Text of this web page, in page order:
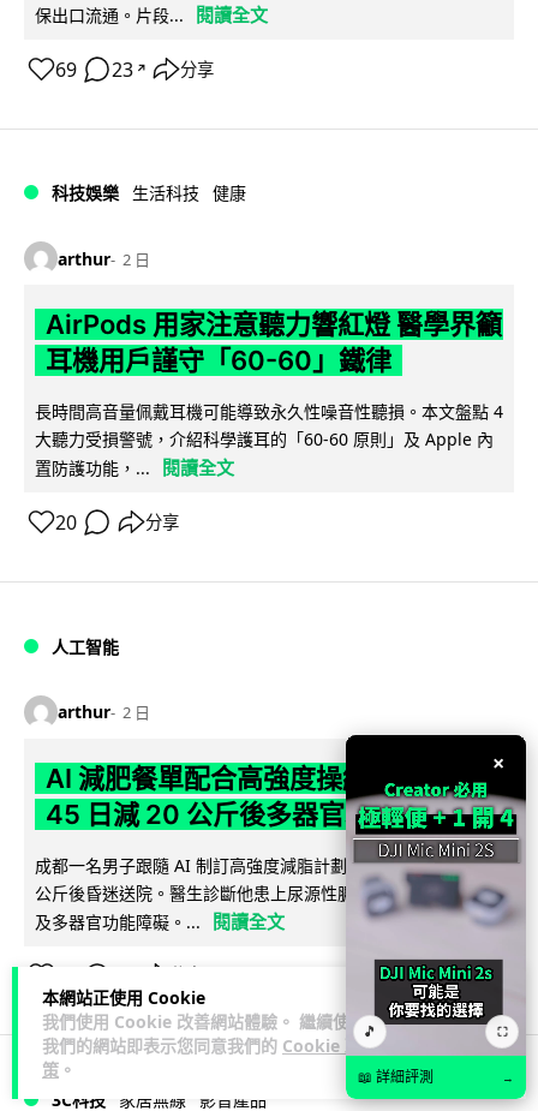
本網站正使用 Cookie
我們使用 Cookie 改善網站體驗。 繼續使用
我們的網站即表示您同意我們的 Cookie 政
策 。
保出口流通。片段...
閱讀全文
69 23 ↗ 分享
科技娛樂 生活科技 健康
arthur 2 日
AirPods 用家注意聽力響紅燈 醫學界籲
耳機用戶謹守「60-60」鐵律
長時間高音量佩戴耳機可能導致永久性噪音性聽損。本文盤點 4
大聽力受損警號，介紹科學護耳的「60-60 原則」及 Apple 內
置防護功能，...
閱讀全文
20 分享
人工智能
arthur 2 日
AI 減肥餐單配合高強度操練 成都男
45 日減 20 公斤後多器官衰竭
成都一名男子跟隨 AI 制訂高強度減脂計劃，45 日內減去約 20
公斤後昏迷送院。醫生診斷他患上尿源性膿毒症、膿毒性休克
及多器官功能障礙。...
閱讀全文
分享
3C科技 家居無線 影音產品
×
🎵 ⛶
📖 詳細評測 →